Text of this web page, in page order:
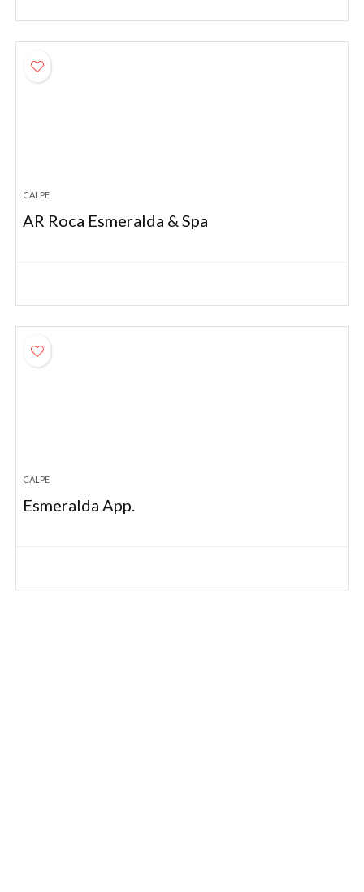
CALPE
AR Roca Esmeralda & Spa
CALPE
Esmeralda App.